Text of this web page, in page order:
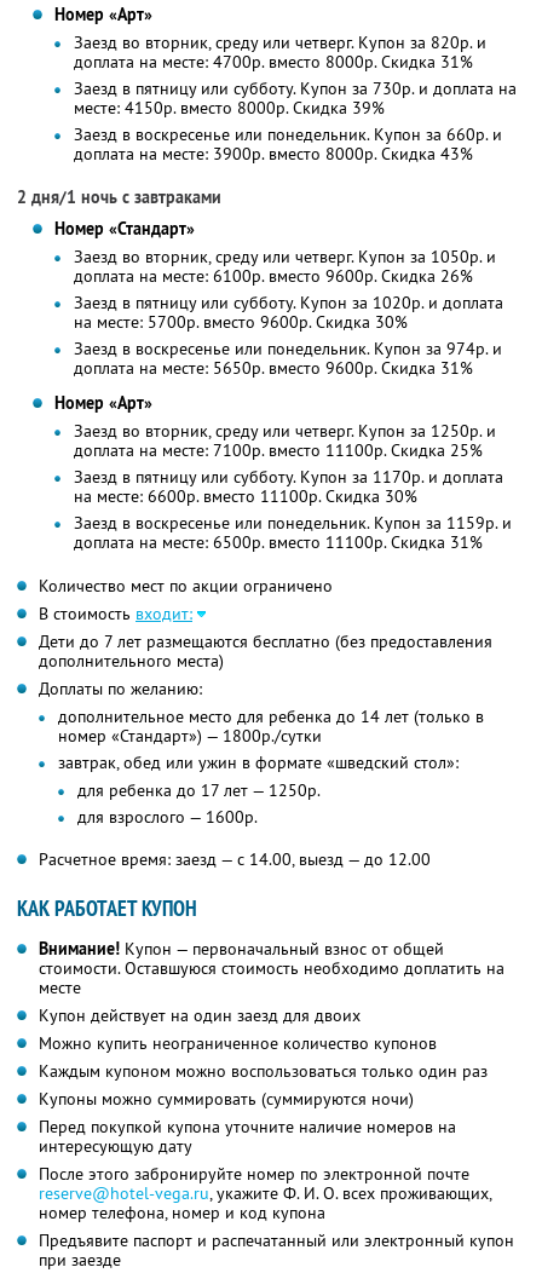
Номер «Арт»
Заезд во вторник, среду или четверг. Купон за 820р. и
доплата на месте: 4700р. вместо 8000р.Скидка 31%
Заезд в пятницу или субботу. Купон за 730р. и доплата на
месте: 4150р. вместо 8000р.Скидка 39%
Заезд в воскресенье или понедельник. Купон за 660р. и
доплата на месте: 3900р. вместо 8000р.Скидка 43%
2 дня/1 ночь с завтраками
Номер «Стандарт»
Заезд во вторник, среду или четверг. Купон за 1050р. и
доплата на месте: 6100р. вместо 9600р.Скидка 26%
Заезд в пятницу или субботу. Купон за 1020р. и доплата
на месте: 5700р. вместо 9600р.Скидка 30%
Заезд в воскресенье или понедельник. Купон за 974р. и
доплата на месте: 5650р. вместо 9600р.Скидка 31%
Номер «Арт»
Заезд во вторник, среду или четверг. Купон за 1250р. и
доплата на месте: 7100р. вместо 11100р.Скидка 25%
Заезд в пятницу или субботу. Купон за 1170р. и доплата
на месте: 6600р. вместо 11100р.Скидка 30%
Заезд в воскресенье или понедельник. Купон за 1159р. и
доплата на месте: 6500р. вместо 11100р.Скидка 31%
Количество мест по акции ограничено
В стоимость входит:
Дети до 7 лет размещаются бесплатно (без предоставления
дополнительного места)
Доплаты по желанию:
дополнительное место для ребенка до 14 лет (только в
номер «Стандарт») — 1800р./сутки
завтрак, обед или ужин в формате «шведский стол»:
для ребенка до 17 лет — 1250р.
для взрослого — 1600р.
Расчетное время: заезд — с 14.00, выезд — до 12.00
КАК РАБОТАЕТ КУПОН
Внимание! Купон — первоначальный взнос от общей
стоимости. Оставшуюся стоимость необходимо доплатить на
месте
Купон действует на один заезд для двоих
Можно купить неограниченное количество купонов
Каждым купоном можно воспользоваться только один раз
Купоны можно суммировать (суммируются ночи)
Перед покупкой купона уточните наличие номеров на
интересующую дату
После этого забронируйте номер по электронной почте
reserve@hotel-vega.ru,укажите Ф. И. О.всех проживающих,
номер телефона, номер и код купона
Предъявите паспорт и распечатанный или электронный купон
при заезде